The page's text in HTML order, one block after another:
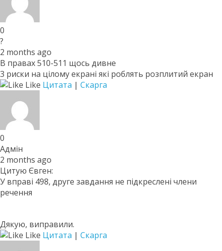
0
?
2 months ago
В правах 510-511 щось дивне
3 риски на цілому екрані які роблять розплитий екран
Like Цитата | Скарга
0
Адмін
2 months ago
Цитую Євген:
У вправі 498, друге завдання не підкреслені члени
речення
Дякую, виправили.
Like Цитата | Скарга